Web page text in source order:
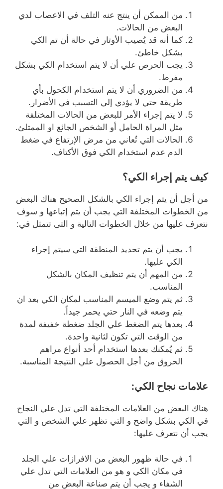
من الممكن أن ينتج عنه التلف في الاعصاب لدي
البعض من الحالات.
كما أنه قد يُصيب الأوتار في حالة أن تم الكي
بشكل خاطئ.
يجب الحرص علي أن لا يتم استخدام الكي بشكل
مفرط.
من الضروري أن لا يتم استخدام الكحول بأي
طريقة حتي لا يؤدي إلي التسبب في الأضرار.
لا يتم إجراء الأمر للبعض من الحالات المختلفة
مثل المراة الحامل أو الشخص الجائع او الممتلئ.
الحالات التي تُعاني من مرض الإرتفاع في ضغط
الدم عدم استخدام الكي فوق الأكتاف.
كيف يتم إجراء الكي؟
من أجل أن يتم إجراء الكي بالشكل الصحيح هناك البعض
من الخطوات المختلفة التي يجب أن يتم إتباعها و سوف
نتعرف عليها من خلال الخطوات التالية و التى تتمثل في:
يجب أن يتم تحديد المنطقة التي سيتم إجراء
الكي عليها.
من المهم أن يتم تنظيف المكان بالشكل
المناسب.
ثم يتم وضع الميسم المناسب لمكان الكي بعد ان
يتم وضعه في النار حتي يحمر جيداً.
بعدها يتم الضغط علي الجلد ضغطة خفيفة لمدة
من الوقت التي تكون لثانية واحدة.
ثم يُمكنك بعدها استخدام أحد أنواع مراهم
الحروق من أجل الحصول علي النتيجة المناسبة.
علامات نجاح الكي:
هناك البعض من العلامات المختلفة التي تدل علي النجاح
في الكي بشكل واضح و التي تظهر علي الشخص و التي
يجب أن نتعرف عليها:
في حالة ظهور البعض من الافرازات علي الجلد
في مكان الكي و هو من العلامات التي تدل علي
الشفاء و يجب أن يتم صناعة البعض من